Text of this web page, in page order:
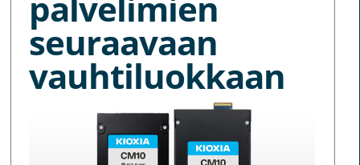
seuraavaan
vauhtiluokkaan